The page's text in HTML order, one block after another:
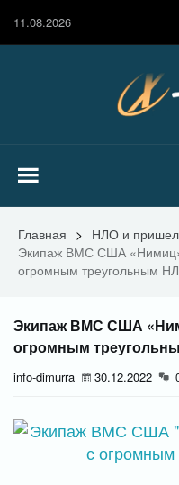
11.08.2026
Главная > НЛО и
Экипаж ВМС США
огромным треугольным
Экипаж ВМС США
огромным
info-dimurra 30.12.2022